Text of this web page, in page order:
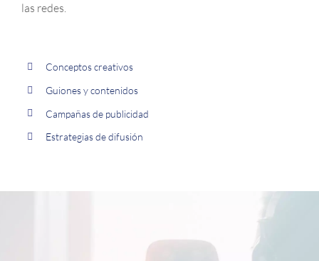
las redes.
Conceptos creativos
Guiones y contenidos
Campañas de publicidad
Estrategias de difusión